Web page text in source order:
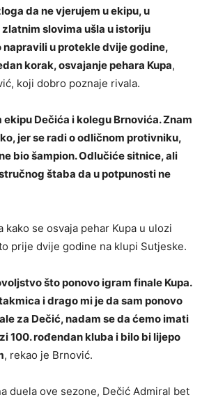
da ne vjerujem u ekipu, u
slovima ušla u istoriju
napravili u protekle dvije godine,
korak, osvajanje pehara Kupa,
koji dobro poznaje rivala.
Dečića i kolegu Brnovića. Znam
jer se radi o odličnom protivniku,
bio šampion. Odlučiće sitnice, ali
štaba da u potpunosti ne
kako se osvaja pehar Kupa u ulozi
prije dvije godine na klupi Sutjeske.
što ponovo igram finale Kupa.
i drago mi je da sam ponovo
za Dečić, nadam se da ćemo imati
100. rođendan kluba i bilo bi lijepo
, rekao je Brnović.
duela ove sezone, Dečić Admiral bet